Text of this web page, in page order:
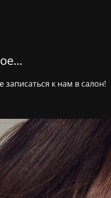
к нам в салон!